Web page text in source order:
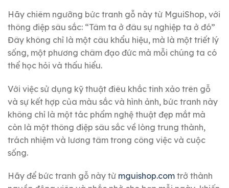
Hãy chiêm ngưỡng bức tranh gỗ này từ MguiShop, với
thông điệp sâu sắc: “Tâm ta ở đâu sự nghiệp ta ở đó”
Đây không chỉ là một câu khẩu hiệu, mà là một triết lý
sống, một phương châm đạo đức mà mỗi chúng ta có
thể học hỏi và thấu hiểu.
Với việc sử dụng kỹ thuật điêu khắc tinh xảo trên gỗ
và sự kết hợp của màu sắc và hình ảnh, bức tranh này
không chỉ là một tác phẩm nghệ thuật đẹp mắt mà
còn là một thông điệp sâu sắc về lòng trung thành,
trách nhiệm và lương tâm trong công việc và cuộc
sống.
Hãy để bức tranh gỗ này từ mguishop.com trở thành